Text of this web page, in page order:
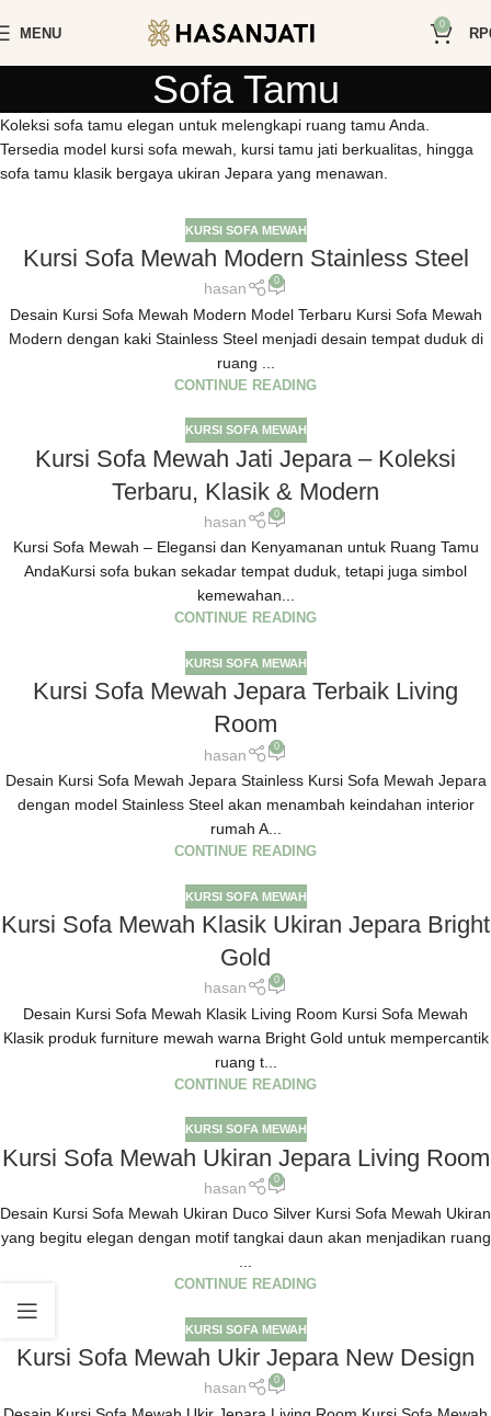
MENU
0
RP
Sofa Tamu
Koleksi sofa tamu elegan untuk melengkapi ruang tamu Anda.
Tersedia model kursi sofa mewah, kursi tamu jati berkualitas, hingga
sofa tamu klasik bergaya ukiran Jepara yang menawan.
KURSI SOFA MEWAH
Kursi Sofa Mewah Modern Stainless Steel
hasan 0
Desain Kursi Sofa Mewah Modern Model Terbaru Kursi Sofa Mewah
Modern dengan kaki Stainless Steel menjadi desain tempat duduk di
ruang ...
CONTINUE READING
KURSI SOFA MEWAH
Kursi Sofa Mewah Jati Jepara – Koleksi
Terbaru, Klasik & Modern
hasan 0
Kursi Sofa Mewah – Elegansi dan Kenyamanan untuk Ruang Tamu
AndaKursi sofa bukan sekadar tempat duduk, tetapi juga simbol
kemewahan...
CONTINUE READING
KURSI SOFA MEWAH
Kursi Sofa Mewah Jepara Terbaik Living
Room
hasan 0
Desain Kursi Sofa Mewah Jepara Stainless Kursi Sofa Mewah Jepara
dengan model Stainless Steel akan menambah keindahan interior
rumah A...
CONTINUE READING
KURSI SOFA MEWAH
Kursi Sofa Mewah Klasik Ukiran Jepara Bright
Gold
hasan 0
Desain Kursi Sofa Mewah Klasik Living Room Kursi Sofa Mewah
Klasik produk furniture mewah warna Bright Gold untuk mempercantik
ruang t...
CONTINUE READING
KURSI SOFA MEWAH
Kursi Sofa Mewah Ukiran Jepara Living Room
hasan 0
Desain Kursi Sofa Mewah Ukiran Duco Silver Kursi Sofa Mewah Ukiran
yang begitu elegan dengan motif tangkai daun akan menjadikan ruang
CONTINUE READING
KURSI SOFA MEWAH
Kursi Sofa Mewah Ukir Jepara New Design
hasan 0